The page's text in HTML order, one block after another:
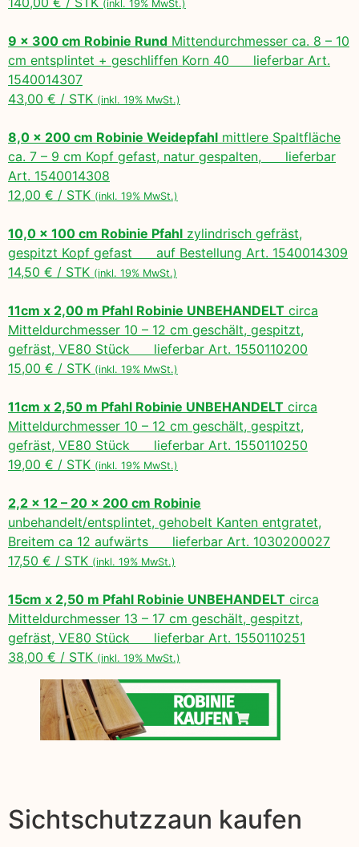
(inkl. 19% MwSt.)
9 x 300 cm Robinie Rund Mittendurchmesser ca. 8 – 10
cm entsplintet + geschliffen Korn 40 lieferbar Art.
1540014307
43,00 € / STK (inkl. 19% MwSt.)
8,0 x 200 cm Robinie Weidepfahl mittlere Spaltfläche
ca. 7 – 9 cm Kopf gefast, natur gespalten, lieferbar
Art. 1540014308
12,00 € / STK (inkl. 19% MwSt.)
10,0 x 100 cm Robinie Pfahl zylindrisch gefräst,
gespitzt Kopf gefast auf Bestellung Art. 1540014309
14,50 € / STK (inkl. 19% MwSt.)
11cm x 2,00 m Pfahl Robinie UNBEHANDELT circa
Mitteldurchmesser 10 – 12 cm geschält, gespitzt,
gefräst, VE80 Stück lieferbar Art. 1550110200
15,00 € / STK (inkl. 19% MwSt.)
11cm x 2,50 m Pfahl Robinie UNBEHANDELT circa
Mitteldurchmesser 10 – 12 cm geschält, gespitzt,
gefräst, VE80 Stück lieferbar Art. 1550110250
19,00 € / STK (inkl. 19% MwSt.)
2,2 x 12 – 20 x 200 cm Robinie
unbehandelt/entsplintet, gehobelt Kanten entgratet,
Breitem ca 12 aufwärts lieferbar Art. 1030200027
17,50 € / STK (inkl. 19% MwSt.)
15cm x 2,50 m Pfahl Robinie UNBEHANDELT circa
Mitteldurchmesser 13 – 17 cm geschält, gespitzt,
gefräst, VE80 Stück lieferbar Art. 1550110251
38,00 € / STK (inkl. 19% MwSt.)
Sichtschutzzaun kaufen